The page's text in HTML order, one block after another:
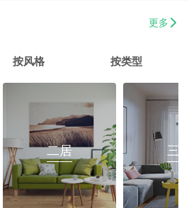
560平办公室装修 8万以上
180平和盛花园设计装修 8万以上
万泰城4室2厅 202平 8万以上
榕城区榕江一品3室2厅1卫 8万以上
更多
按风格 按类型
二居 三